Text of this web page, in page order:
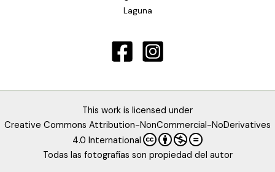
Laguna
This work is licensed under
Creative Commons Attribution-NonCommercial-NoDerivatives
4.0 International
Todas las fotografías son propiedad del autor